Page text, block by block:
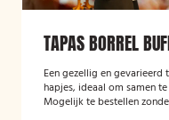
TAPAS BORREL
Een gezellig en
hapjes, ideaal om samen
Mogelijk te bestellen